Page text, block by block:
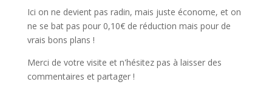
Ici on ne devient pas radin, mais juste économe, et on
ne se bat pas pour 0,10€ de réduction mais pour de
vrais bons plans !
Merci de votre visite et n'hésitez pas à laisser des
commentaires et partager !